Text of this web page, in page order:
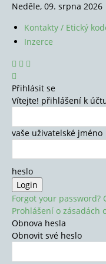
Neděle, 09. srpna 2026
Kontakty / Etický
Inzerce
Přihlásit se
Vítejte! přihlášení k
vaše uživatelské jméno
heslo
Forgot your password?
Prohlášení o zásadách
Obnova hesla
Obnovit své heslo